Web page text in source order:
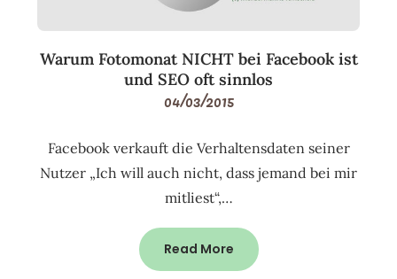
Warum Fotomonat NICHT bei Facebook ist
und SEO oft sinnlos
04/03/2015
Facebook verkauft die Verhaltensdaten seiner
Nutzer „Ich will auch nicht, dass jemand bei mir
mitliest“,…
Read More